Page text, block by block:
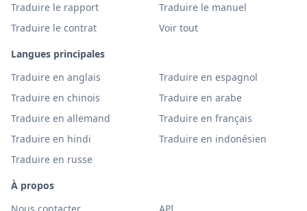
Traduire le rapport
Traduire le manuel
Traduire le contrat
Voir tout
Langues principales
Traduire en anglais
Traduire en espagnol
Traduire en chinois
Traduire en arabe
Traduire en allemand
Traduire en français
Traduire en hindi
Traduire en indonésien
Traduire en russe
À propos